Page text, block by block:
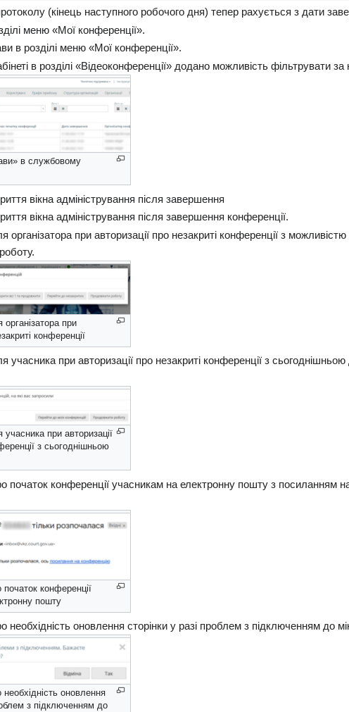
(кінець наступного робочого дня) тепер рахується з дати
меню «Мої конференції».
в розділі меню «Мої конференції».
в розділі «Відеоконференції» додано можливість фільтрувати
в службовому
вікна адміністрування після завершення
вікна адміністрування після завершення конференції.
організатора при авторизації про незакриті конференції з
при
конференції
учасника при авторизації про незакриті конференції з
при авторизації
з сьогоднішньою
початок конференції учасникам на електронну пошту з посиланням
конференції
пошту
необхідність оновлення сторінки у разі проблем з підключенням до
оновлення
з підключенням до